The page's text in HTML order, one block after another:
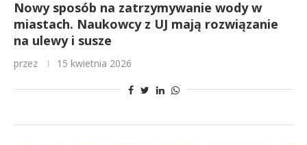
Nowy sposób na zatrzymywanie wody w
miastach. Naukowcy z UJ mają rozwiązanie
na ulewy i susze
przez 15 kwietnia 2026